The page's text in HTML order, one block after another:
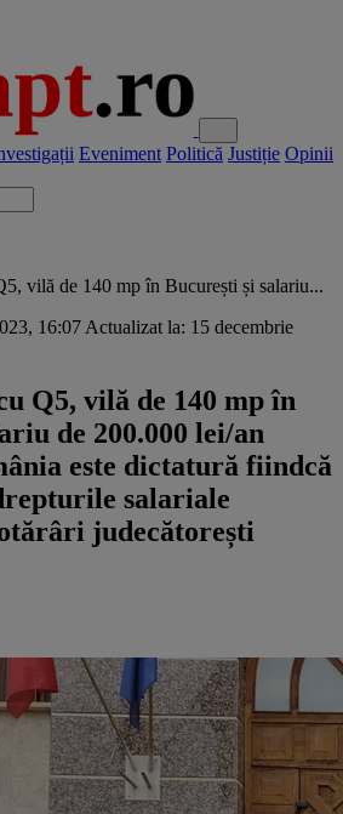
Eveniment Politică Justiție Opinii
vilă de 140 mp în București și salariu...
16:07 Actualizat la: 15 decembrie
Q5, vilă de 140 mp în
de 200.000 lei/an
este dictatură fiindcă
salariale
judecătorești